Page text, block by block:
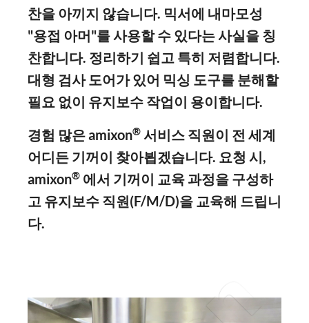
찬을 아끼지 않습니다. 믹서에 내마모성
"용접 아머"를 사용할 수 있다는 사실을 칭
찬합니다. 정리하기 쉽고 특히 저렴합니다.
대형 검사 도어가 있어 믹싱 도구를 분해할
필요 없이 유지보수 작업이 용이합니다.
경험 많은 amixon® 서비스 직원이 전 세계
어디든 기꺼이 찾아뵙겠습니다. 요청 시,
amixon® 에서 기꺼이 교육 과정을 구성하
고 유지보수 직원(F/M/D)을 교육해 드립니
다.